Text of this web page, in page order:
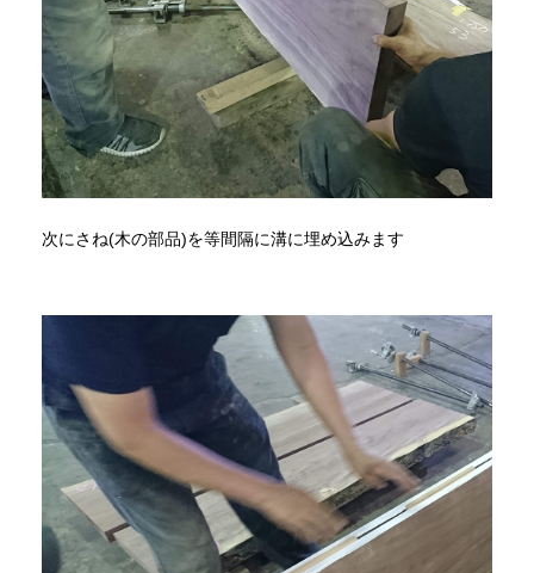
次にさね(木の部品)を等間隔に溝に埋め込みます